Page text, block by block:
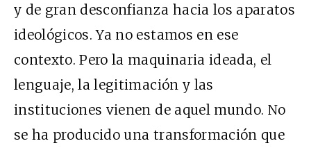
y de gran desconfianza hacia los aparatos
ideológicos. Ya no estamos en ese
contexto. Pero la maquinaria ideada, el
lenguaje, la legitimación y las
instituciones vienen de aquel mundo. No
se ha producido una transformación que